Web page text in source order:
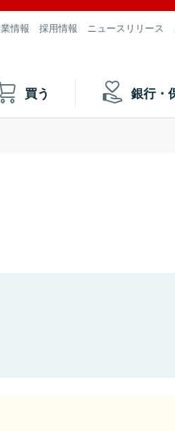
情報 採用情報 ニュースリリース
買う 銀行・